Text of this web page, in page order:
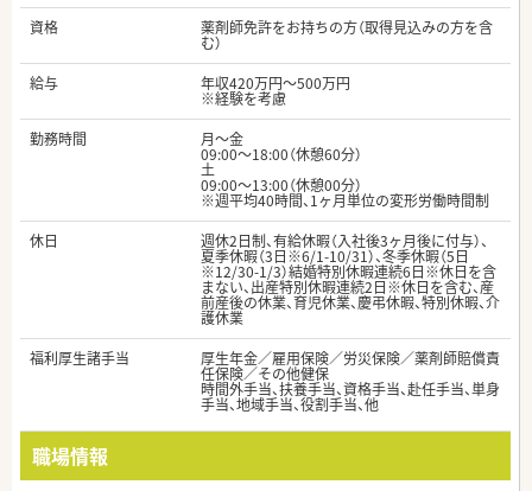
資格
薬剤師免許をお持ちの方（取得見込みの方を含
む）
給与
年収420万円～500万円
※経験を考慮
勤務時間
月～金
09:00～18:00（休憩60分）
土
09:00～13:00（休憩00分）
※週平均40時間、1ヶ月単位の変形労働時間制
休日
週休2日制、有給休暇（入社後3ヶ月後に付与）、
夏季休暇（3日※6/1-10/31）、冬季休暇（5日
※12/30-1/3）結婚特別休暇連続6日※休日を含
まない、出産特別休暇連続2日※休日を含む、産
前産後の休業、育児休業、慶弔休暇、特別休暇、介
護休業
福利厚生諸手当
厚生年金／雇用保険／労災保険／薬剤師賠償責
任保険／その他健保
時間外手当、扶養手当、資格手当、赴任手当、単身
手当、地域手当、役割手当、他
職場情報